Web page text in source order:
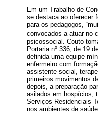
Em um Trabalho de
se destaca ao oferecer
para os pedagogos,
convocados a atuar no
psicossocial. Couto
Portaria nº 336, de 19
definida uma equipe
enfermeiro com
assistente social,
primeiros movimentos
depois, a preparação
asilados em hospícios,
Serviços Residenciais
nos ambientes de